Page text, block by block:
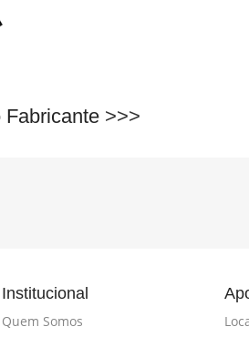
Fabricante >>>
Institucional
Quem Somos